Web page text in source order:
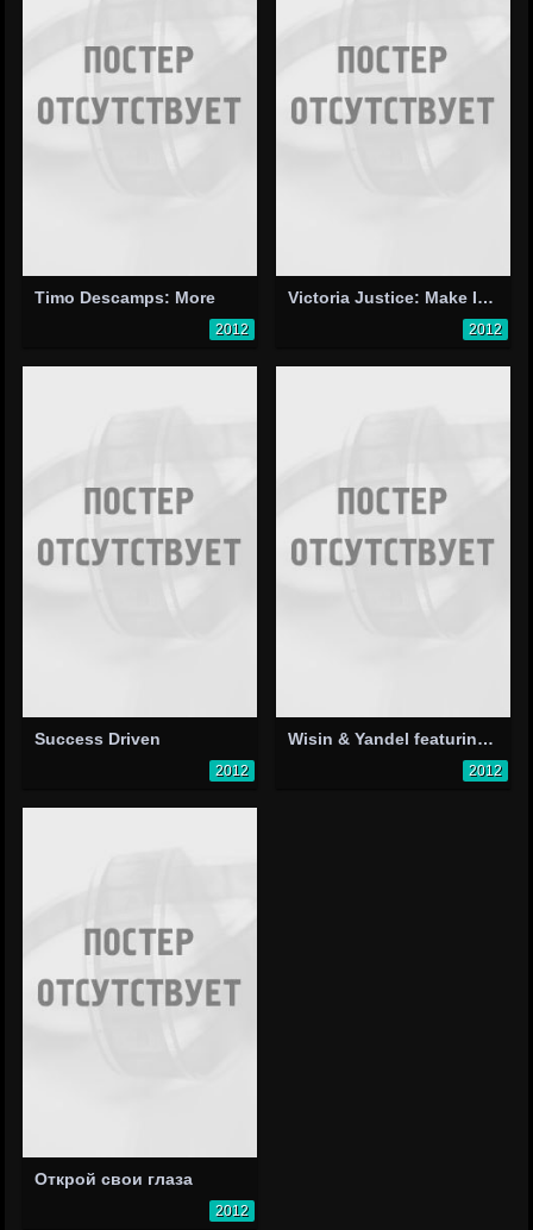
Timo Descamps: More
2012
Victoria Justice: Make It in America
2012
Success Driven
2012
Wisin & Yandel featuring Jennifer Lopez: Follow the Leader
2012
Открой свои глаза
2012